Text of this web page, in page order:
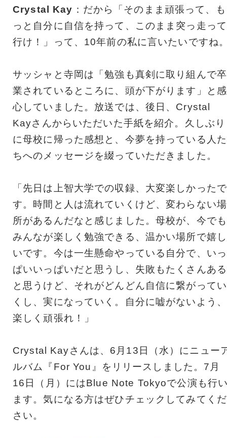
Crystal Kay ：だから「そのまま頑張って、も
っと自分に自信を持って、このまま突っ走って
行け！」って、10年前の私に言いたいですね
サッシャと寺岡は「勉強も真剣に取り組んで卒
業されているところに、頭が下がります」と感
心していました。放送では、後日、Crystal
Kayさんからいただいた手紙を紹介。久しぶり
に母校に帰った感想と、今夢を持っている人た
ちへのメッセージを綴っていただきました。
「先日は上智大学での収録、大変楽しかったで
す。時間と人は流れていくけど、変わらない場
所があるんだなと感じました。母校が、今でも
みんなが楽しく勉強できる、温かい場所で嬉し
いです。今は一生懸命やっている自分で、いっ
ぱいいっぱいだと思うし、失敗もたくさんある
と思うけど、それがどんどん自信に繋がってい
くし、実になっていく。自分に嘘がないよう、
楽しく頑張れ！」
Crystal Kayさんは、6月13日（水）にニュー
ルバム『For You』をリリースしました。7月
16日（月）にはBlue Note Tokyoで公演も行
ます。気になる方はぜひチェックしてみてくだ
さい。